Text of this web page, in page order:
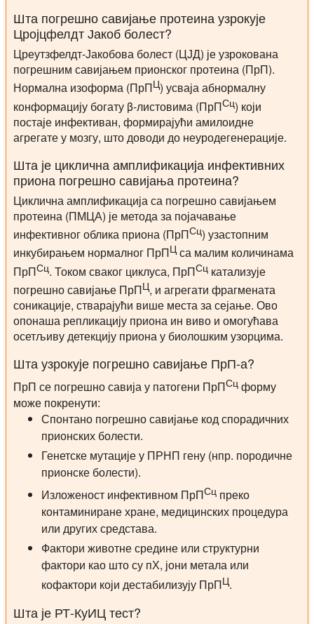
Шта погрешно савијање протеина узрокује
Цројцфелдт Јакоб болест?
Цреутзфелдт-Јакобова болест (ЦЈД) је узрокована
погрешним савијањем прионског протеина (ПрП).
Нормална изоформа (ПрПЦ) усваја абнормалну
конформацију богату β-листовима (ПрПСц) који
постаје инфективан, формирајући амилоидне
агрегате у мозгу, што доводи до неуродегенерације.
Шта је циклична амплификација инфективних
приона погрешно савијања протеина?
Циклична амплификација са погрешно савијањем
протеина (ПМЦА) је метода за појачавање
инфективног облика приона (ПрПСц) узастопним
инкубирањем нормалног ПрПЦ са малим количинама
ПрПСц. Током сваког циклуса, ПрПСц катализује
погрешно савијање ПрПЦ, и агрегати фрагмената
соникације, стварајући више места за сејање. Ово
опонаша репликацију приона ин виво и омогућава
осетљиву детекцију приона у биолошким узорцима.
Шта узрокује погрешно савијање ПрП-а?
ПрП се погрешно савија у патогени ПрПСц форму
може покренути:
Спонтано погрешно савијање код спорадичних
прионских болести.
Генетске мутације у ПРНП гену (нпр. породичне
прионске болести).
Изложеност инфективном ПрПСц преко
контаминиране хране, медицинских процедура
или других средстава.
Фактори животне средине или структурни
фактори као што су пХ, јони метала или
кофактори који дестабилизују ПрПЦ.
Шта је РТ-КуИЦ тест?